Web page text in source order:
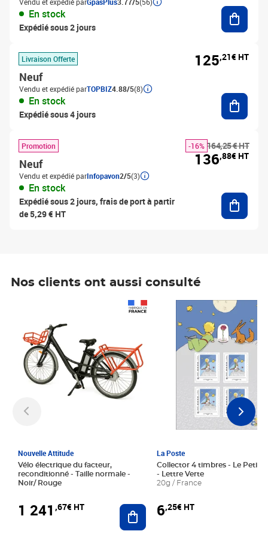
En stock
Expédié sous 2 jours
Livraison Offerte
Neuf
Vendu et expédié parTOPBIZ4.88/5(8)
En stock
Expédié sous 4 jours
125,21€ HT
Promotion
Neuf
Vendu et expédié parInfopavon2/5(3)
En stock
Expédié sous 2 jours, frais de port à partir
de 5,29 € HT
164,25 € HT
-16%
136,88€ HT
Nos clients ont aussi consulté
Nouvelle Attitude
Vélo électrique du facteur,
reconditionné - Taille normale -
Noir/ Rouge
1 241 ,67€ HT Ajouter au panier
La Poste
Collector 4 timbres - Le Petit
- Lettre Verte
20g / France
6,25€ HT
Prix 6,25€ HT